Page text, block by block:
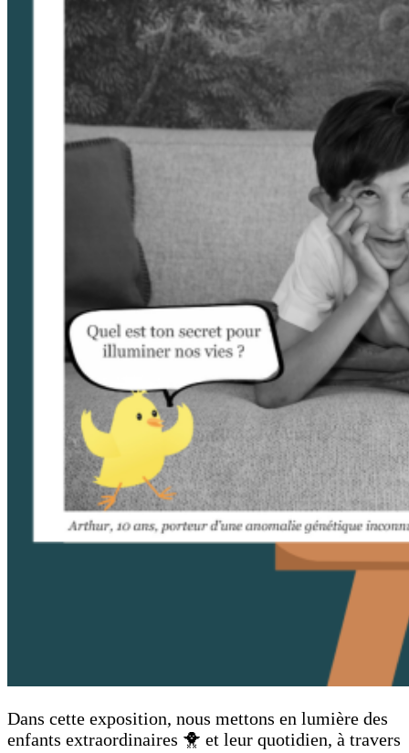
Dans cette exposition, nous mettons en lumière des
enfants extraordinaires 🐥 et leur quotidien, à travers